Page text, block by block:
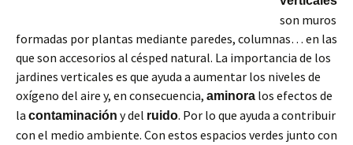
son muros
formadas por plantas mediante paredes, columnas… en las
que son accesorios al césped natural. La importancia de los
jardines verticales es que ayuda a aumentar los niveles de
oxígeno del aire y, en consecuencia, aminora los efectos de
la contaminación y del ruido. Por lo que ayuda a contribuir
con el medio ambiente. Con estos espacios verdes junto con